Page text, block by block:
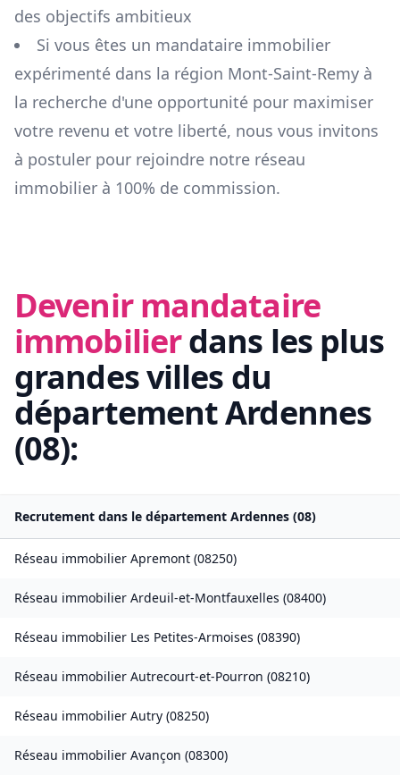
des objectifs ambitieux
Si vous êtes un mandataire immobilier
expérimenté dans la région Mont-Saint-Remy à
la recherche d'une opportunité pour maximiser
votre revenu et votre liberté, nous vous invitons
à postuler pour rejoindre notre réseau
immobilier à 100% de commission.
Devenir mandataire
immobilierdans les plus
grandes villes du
départementArdennes
(08):
Recrutement dans le département Ardennes (08)
Réseau immobilier Apremont (08250)
Réseau immobilier Ardeuil-et-Montfauxelles (08400)
Réseau immobilier Les Petites-Armoises (08390)
Réseau immobilier Autrecourt-et-Pourron (08210)
Réseau immobilier Autry (08250)
Réseau immobilier Avançon (08300)